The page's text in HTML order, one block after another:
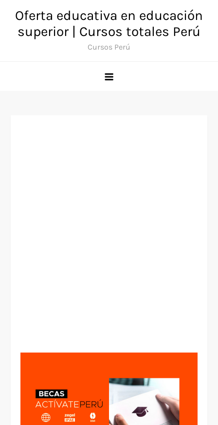
contenido
Oferta educativa en educación
superior | Cursos totales Perú
Cursos Perú